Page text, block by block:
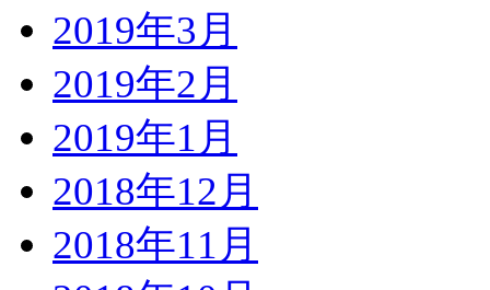
2019年3月
2019年2月
2019年1月
2018年12月
2018年11月